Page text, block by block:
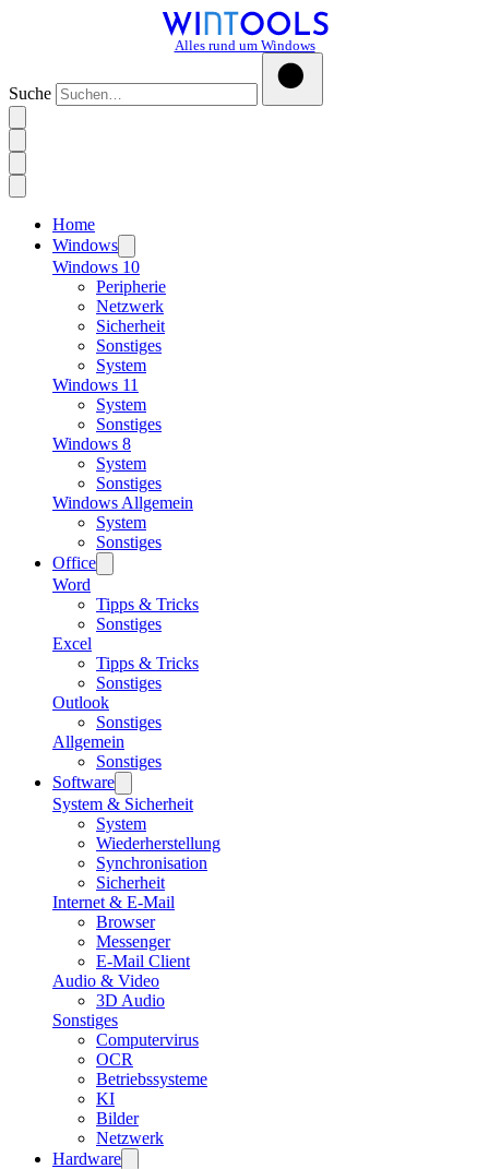
Alles rund um Windows
Suche
Home
Windows
Windows 10
Peripherie
Netzwerk
Sicherheit
Sonstiges
System
Windows 11
System
Sonstiges
Windows 8
System
Sonstiges
Windows Allgemein
System
Sonstiges
Office
Word
Tipps & Tricks
Sonstiges
Excel
Tipps & Tricks
Sonstiges
Outlook
Sonstiges
Allgemein
Sonstiges
Software
System & Sicherheit
System
Wiederherstellung
Synchronisation
Sicherheit
Internet & E-Mail
Browser
Messenger
E-Mail Client
Audio & Video
3D Audio
Sonstiges
Computervirus
OCR
Betriebssysteme
KI
Bilder
Netzwerk
Hardware